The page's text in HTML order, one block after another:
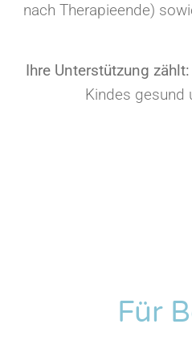
nach Therapieende)
Ihre Unterstützung zählt:
Kindes gesund
Für